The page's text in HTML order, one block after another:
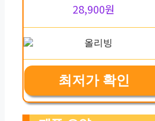
28,900원
최저가 확인